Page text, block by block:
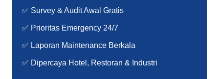
✅ Survey & Audit Awal Gratis
✅ Prioritas Emergency 24/7
✅ Laporan Maintenance Berkala
✅ Dipercaya Hotel, Restoran & Industri